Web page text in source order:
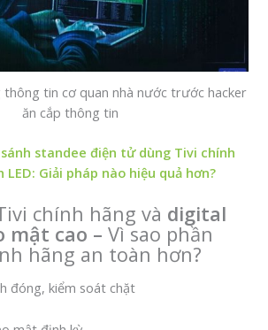
tin cơ quan nhà nước trước hacker
ăn cắp thông tin
sánh standee điện tử dùng Tivi chính
Giải pháp nào hiệu quả hơn?
chính hãng và digital
mật cao –Vì sao phần
hãng an toàn hơn?
đóng, kiểm soát chặt